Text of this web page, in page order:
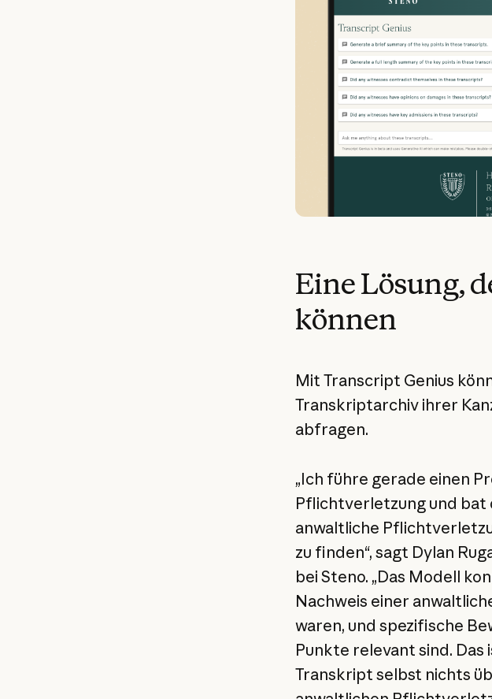
Eine Lösung,
können
Mit Transcript Genius
Transkriptarchiv ihrer
abfragen.
„Ich führe gerade einen
Pflichtverletzung und bat
anwaltliche
zu finden“, sagt Dylan
bei Steno. „Das Modell
Nachweis einer
waren, und spezifische
Punkte relevant sind.
Transkript selbst nichts